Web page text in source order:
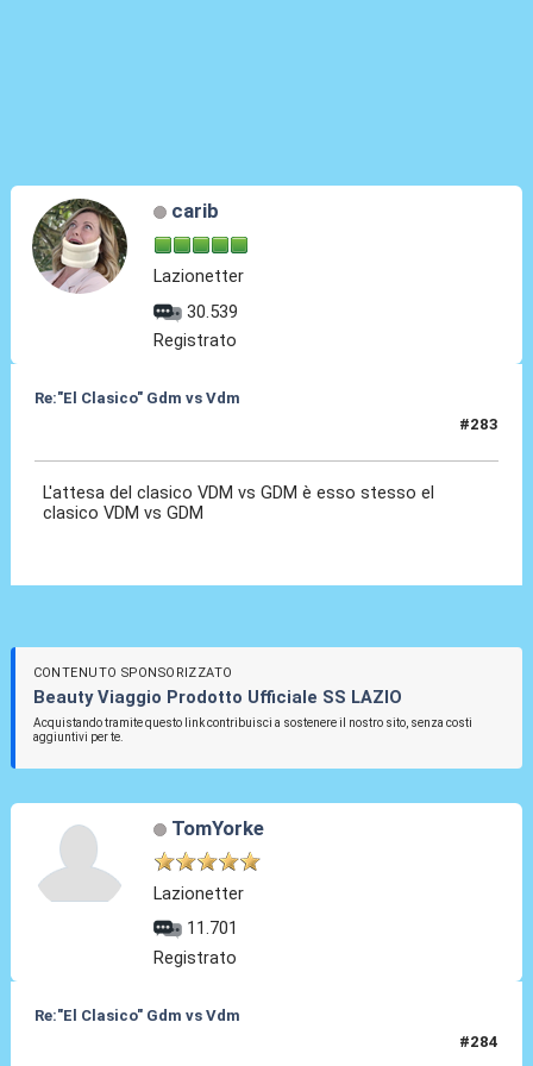
carib
Lazionetter
30.539
Registrato
Re:"El Clasico" Gdm vs Vdm
#283
L'attesa del clasico VDM vs GDM è esso stesso el
clasico VDM vs GDM
CONTENUTO SPONSORIZZATO
Beauty Viaggio Prodotto Ufficiale SS LAZIO
Acquistando tramite questo link contribuisci a sostenere il nostro sito, senza costi
aggiuntivi per te.
TomYorke
Lazionetter
11.701
Registrato
Re:"El Clasico" Gdm vs Vdm
#284